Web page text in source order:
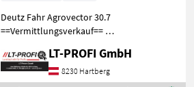
Deutz Fahr Agrovector 30.7
==Vermittlungsverkauf== -
einsatzbereit Maschine zu
besichtigen bei #LT-Profi
LT-PROFI GmbH
8230 Hartberg